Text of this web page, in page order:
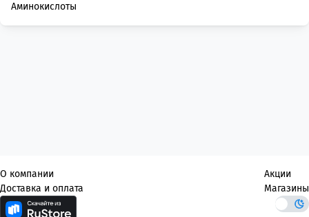
Аминокислоты
О компании
Доставка и оплата
Акции
Магазины